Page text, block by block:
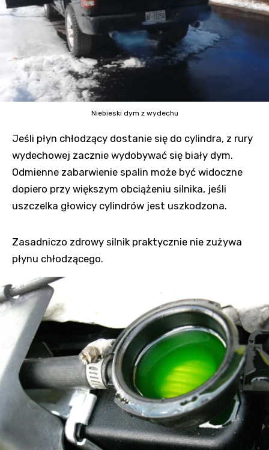
Niebieski dym z wydechu
Jeśli płyn chłodzący dostanie się do cylindra, z rury
wydechowej zacznie wydobywać się biały dym.
Odmienne zabarwienie spalin może być widoczne
dopiero przy większym obciążeniu silnika, jeśli
uszczelka głowicy cylindrów jest uszkodzona.
Zasadniczo zdrowy silnik praktycznie nie zużywa
płynu chłodzącego.